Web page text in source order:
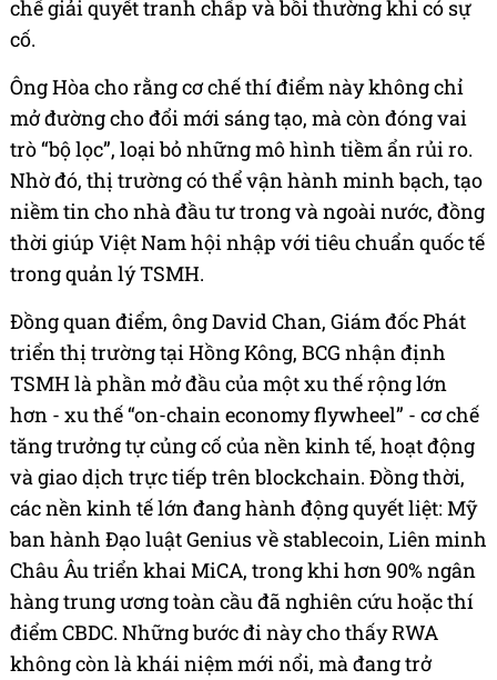
chế giải quyết tranh chấp và bồi thường khi có sự
cố.
Ông Hòa cho rằng cơ chế thí điểm này không chỉ
mở đường cho đổi mới sáng tạo, mà còn đóng vai
trò “bộ lọc”, loại bỏ những mô hình tiềm ẩn rủi ro.
Nhờ đó, thị trường có thể vận hành minh bạch, tạo
niềm tin cho nhà đầu tư trong và ngoài nước, đồng
thời giúp Việt Nam hội nhập với tiêu chuẩn quốc tế
trong quản lý TSMH.
Đồng quan điểm, ông David Chan, Giám đốc Phát
triển thị trường tại Hồng Kông, BCG nhận định
TSMH là phần mở đầu của một xu thế rộng lớn
hơn - xu thế “on-chain economy flywheel” - cơ chế
tăng trưởng tự củng cố của nền kinh tế, hoạt động
và giao dịch trực tiếp trên blockchain. Đồng thời,
các nền kinh tế lớn đang hành động quyết liệt: Mỹ
ban hành Đạo luật Genius về stablecoin, Liên minh
Châu Âu triển khai MiCA, trong khi hơn 90% ngân
hàng trung ương toàn cầu đã nghiên cứu hoặc thí
điểm CBDC. Những bước đi này cho thấy RWA
không còn là khái niệm mới nổi, mà đang trở